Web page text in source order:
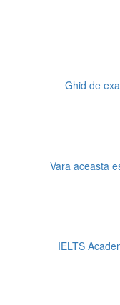
Ghid de
Vara aceasta
IELTS